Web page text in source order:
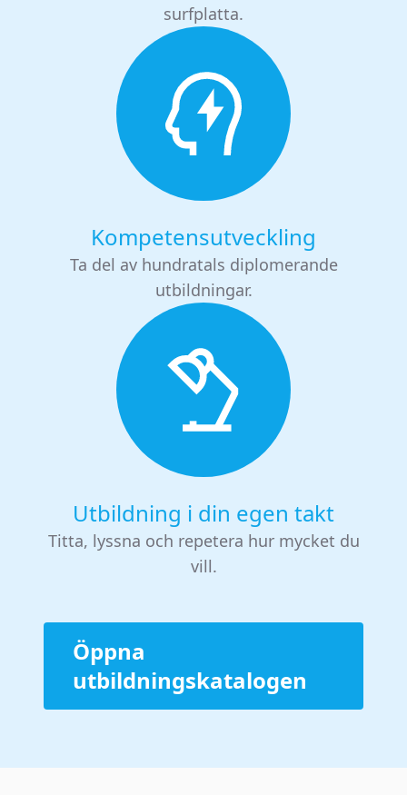
surfplatta.
Kompetensutveckling
Ta del av hundratals diplomerande
utbildningar.
Utbildning i din egen takt
Titta, lyssna och repetera hur mycket du
vill.
Öppna
utbildningskatalogen